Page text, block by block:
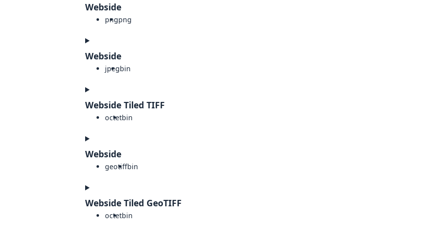
Webside
pngpng
Webside
jpegbin
Webside Tiled TIFF
octetbin
Webside
geotiffbin
Webside Tiled GeoTIFF
octetbin